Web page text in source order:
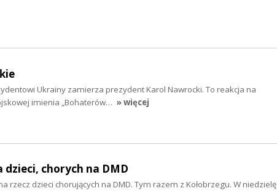
Ukrainy zamierza prezydent Karol Nawrocki. To reakcja na
imienia „Bohaterów… » więcej
chorych na DMD
rzecz dzieci chorujących na DMD. Tym razem z Kołobrzegu. W niedzielę